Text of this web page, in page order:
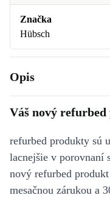
Značka
Hübsch
Opis
Váš nový
refurbed produkty sú
lacnejšie v porovnaní
nový refurbed
mesačnou zárukou a